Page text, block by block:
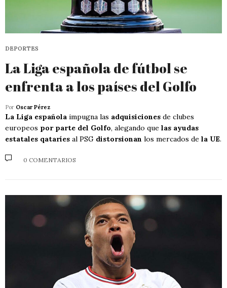
DEPORTES
La Liga española de fútbol se
enfrenta a los países del Golfo
Por Oscar Pérez
La Liga española impugna las adquisiciones de clubes
europeos por parte del Golfo, alegando que las ayudas
estatales qataríes al PSG distorsionan los mercados de la UE.
0 COMENTARIOS